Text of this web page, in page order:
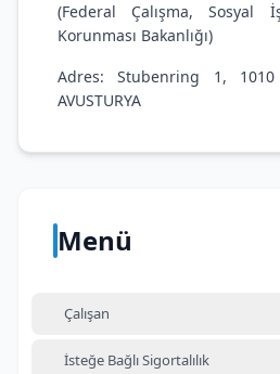
Menü
Çalışan
İsteğe Bağlı Sigortalılık
(Federal Çalışma, Sosyal
Korunması Bakanlığı)
Adres: Stubenring 1, 1010
AVUSTURYA